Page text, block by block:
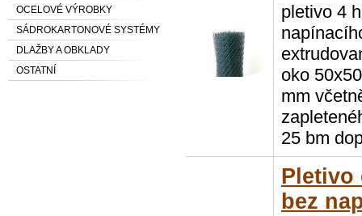
OCELOVÉ VÝROBKY
SÁDROKARTONOVÉ SYSTÉMY
DLAŽBY A OBKLADY
OSTATNÍ
pletivo 4
oko
mm
25 bm
Pletivo
bez